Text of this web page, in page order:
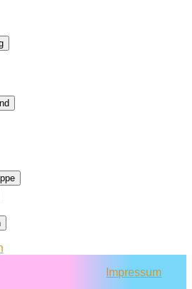
Impressum